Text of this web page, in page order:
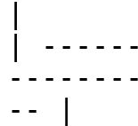
|
-- |